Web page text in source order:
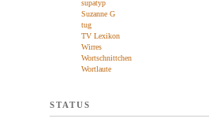
supatyp
Suzanne G
tug
TV Lexikon
Wirres
Wortschnittchen
Wortlaute
STATUS